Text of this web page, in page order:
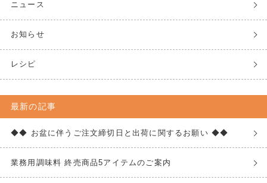
ニュース
お知らせ
レシピ
最新の記事
◆◆ お盆に伴うご注文締切日と出荷に関するお願い ◆◆
業務用調味料 終売商品5アイテムのご案内